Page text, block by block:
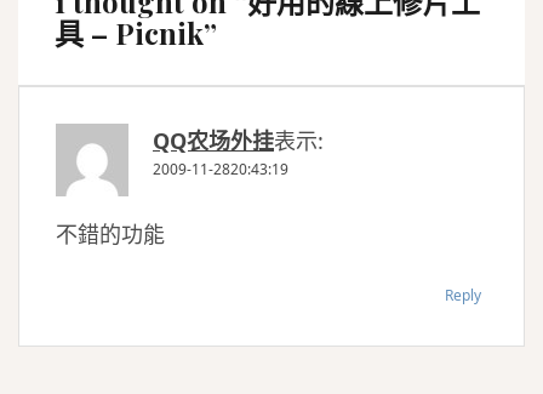
具 – Picnik”
QQ农场外挂表示:
2009-11-2820:43:19
不錯的功能
Reply